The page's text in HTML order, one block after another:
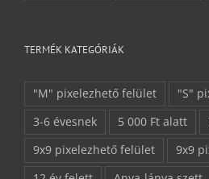
TERMÉK KATEGÓRIÁK
"M" pixelezhető felület
"S"
3-6 évesnek
5 000 Ft alatt
9x9 pixelezhető felület
9x9